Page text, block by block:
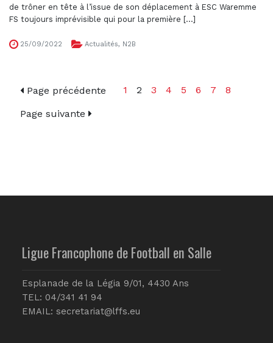
de trôner en tête à l’issue de son déplacement à ESC Waremme
FS toujours imprévisible qui pour la première [...]
25/09/2022 Actualités, N2B
Page précédente 1 2 3 4 5 6 7 8
Page suivante
Ligue Francophone de Football en Salle
Esplanade de la Légia 9/01, 4430 Ans
TEL: 04/341 41 94
EMAIL: secretariat@lffs.eu